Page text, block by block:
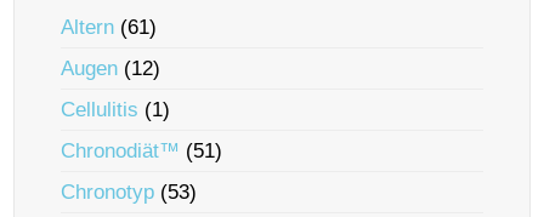
Altern (61)
Augen (12)
Cellulitis (1)
Chronodiät™ (51)
Chronotyp (53)